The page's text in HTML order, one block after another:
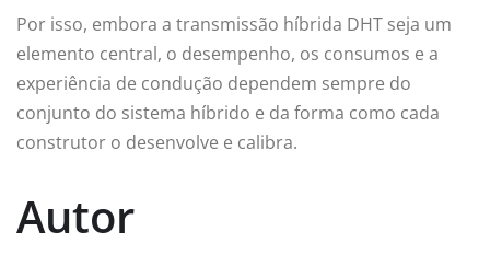
Por isso, embora a transmissão híbrida DHT seja um
elemento central, o desempenho, os consumos e a
experiência de condução dependem sempre do
conjunto do sistema híbrido e da forma como cada
construtor o desenvolve e calibra.
Autor